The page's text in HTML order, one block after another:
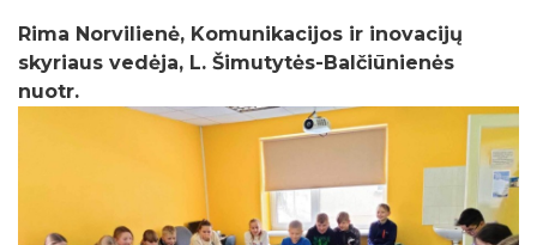
Rima Norvilienė, Komunikacijos ir inovacijų
skyriaus vedėja, L. Šimutytės-Balčiūnienės
nuotr.